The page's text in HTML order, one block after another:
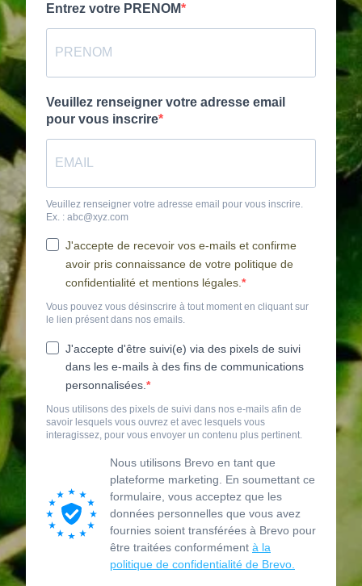
Entrez votre PRENOM
Veuillez renseigner votre adresse email
pour vous inscrire
Veuillez renseigner votre adresse email pour vous inscrire.
Ex. : abc@xyz.com
J'accepte de recevoir vos e-mails et confirme
avoir pris connaissance de votre politique de
confidentialité et mentions légales.
Vous pouvez vous désinscrire à tout moment en cliquant sur
le lien présent dans nos emails.
J'accepte d'être suivi(e) via des pixels de suivi
dans les e-mails à des fins de communications
personnalisées.
Nous utilisons des pixels de suivi dans nos e-mails afin de
savoir lesquels vous ouvrez et avec lesquels vous
interagissez, pour vous envoyer un contenu plus pertinent.
Nous utilisons Brevo en tant que
plateforme marketing. En soumettant ce
formulaire, vous acceptez que les
données personnelles que vous avez
fournies soient transférées à Brevo pour
être traitées conformément à la
politique de confidentialité de Brevo.